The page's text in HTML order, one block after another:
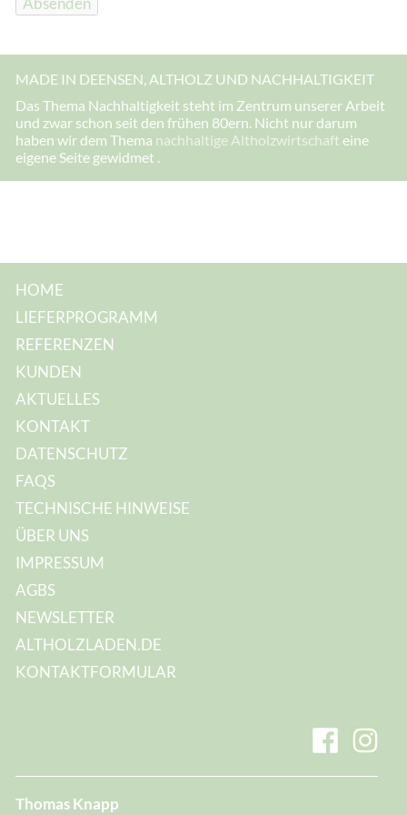
MADE IN DEENSEN, ALTHOLZ UND NACHHALTIGKEIT
Das Thema Nachhaltigkeit steht im Zentrum unserer Arbeit
und zwar schon seit den frühen 80ern. Nicht nur darum
haben wir dem Thema nachhaltige Altholzwirtschaft eine
eigene Seite gewidmet .
HOME
LIEFERPROGRAMM
REFERENZEN
KUNDEN
AKTUELLES
KONTAKT
DATENSCHUTZ
FAQS
TECHNISCHE HINWEISE
ÜBER UNS
IMPRESSUM
AGBS
NEWSLETTER
ALTHOLZLADEN.DE
KONTAKTFORMULAR
Thomas Knapp